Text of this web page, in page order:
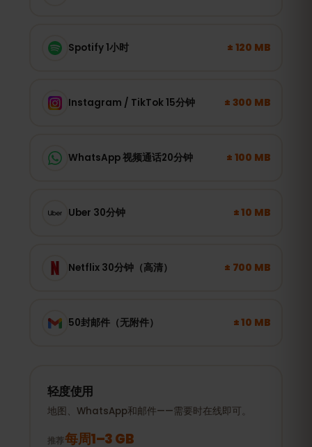
Spotify 1小时 ± 120 MB
Instagram / TikTok 15分钟 ± 300 MB
WhatsApp 视频通话20分钟 ± 100 MB
Uber 30分钟 ± 10 MB
Netflix 30分钟（高清） ± 700 MB
50封邮件（无附件） ± 10 MB
轻度使用
地图、WhatsApp和邮件——需要时在线即可。
推荐每周1–3 GB